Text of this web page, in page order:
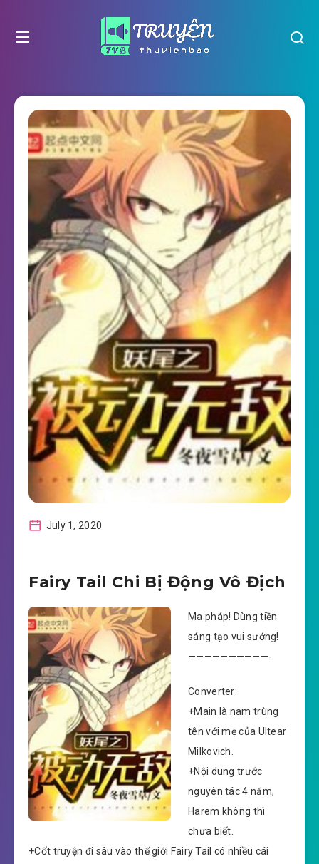
July 1, 2020
Fairy Tail Chi Bị Động Vô Địch
Ma pháp! Dùng tiền
sáng tạo vui sướng!
——————————-
Converter:
+Main là nam trùng
tên với mẹ của Ultear
Milkovich.
+Nội dung trước
nguyên tác 4 năm,
Harem không thì
chưa biết.
+Cốt truyện đi sâu vào thế giới Fairy Tail có nhiều cái